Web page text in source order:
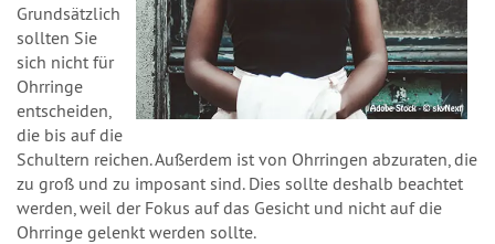
Grundsätzlich
sollten Sie
sich nicht für
Ohrringe
entscheiden,
die bis auf die
Schultern reichen. Außerdem ist von Ohrringen abzuraten, die
zu groß und zu imposant sind. Dies sollte deshalb beachtet
werden, weil der Fokus auf das Gesicht und nicht auf die
Ohrringe gelenkt werden sollte.